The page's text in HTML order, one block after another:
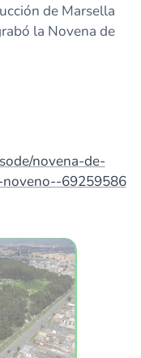
de Marsella
la Novena de
novena-de-
69259586